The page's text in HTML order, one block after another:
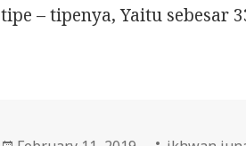
tipe – tipenya, Yaitu sebesar